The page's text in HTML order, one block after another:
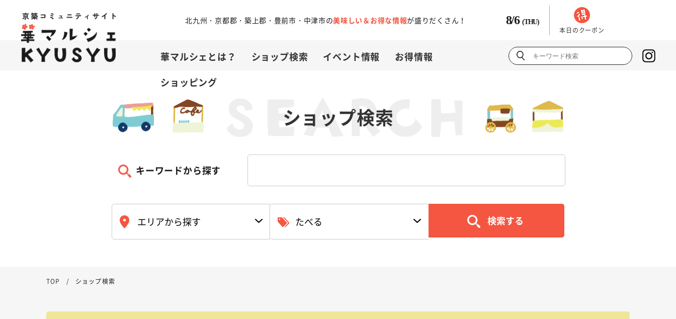
北九州・京都郡・築上郡・豊前市・中津市の美味しい＆お得な情報が盛りだくさん！ 8/6 (THU)
本日のクーポン
華マルシェとは？ ショップ検索 イベント情報
お得情報
ショッピング
ショップ検索
キーワードから探す
検索する
TOP ショップ検索